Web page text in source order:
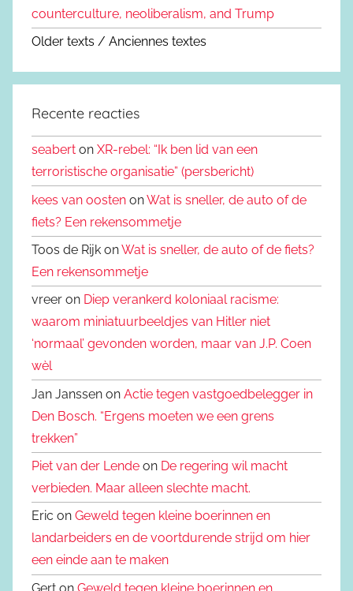
counterculture, neoliberalism, and Trump
Older texts / Anciennes textes
Recente reacties
seabert on XR-rebel: “Ik ben lid van een
terroristische organisatie” (persbericht)
kees van oosten onWat is sneller, de auto of de
fiets? Een rekensommetje
Toos de Rijk onWat is sneller, de auto of de fiets?
Een rekensommetje
vreer on Diep verankerd koloniaal racisme:
waarom miniatuurbeeldjes van Hitler niet
‘normaal’ gevonden worden, maar van J.P. Coen
wèl
Jan Janssen on Actie tegen vastgoedbelegger in
Den Bosch. “Ergens moeten we een grens
trekken”
Piet van der Lende on De regering wil macht
verbieden. Maar alleen slechte macht.
Eric on Geweld tegen kleine boerinnen en
landarbeiders en de voortdurende strijd om hier
een einde aan te maken